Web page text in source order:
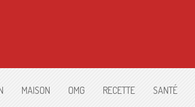
MAISON OMG RECETTE SANTÉ